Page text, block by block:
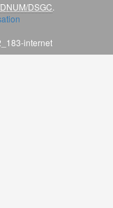
DSGC.
internet